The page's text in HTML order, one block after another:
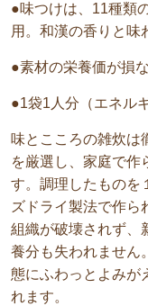
●味つけは、11種類
用。和漢の香りと味
●素材の栄養価が損
●1袋1人分（エネル
味とこころの雑炊は
を厳選し、家庭で作
す。調理したものを
ズドライ製法で作ら
組織が破壊されず、
養分も失われません
態にふわっとよみが
れます。